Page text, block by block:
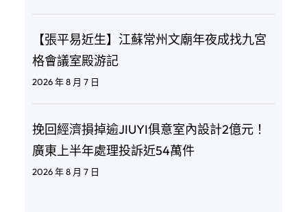
【張平易近生】江蘇常州文廟年夜成找九宮
格會議室殿游記
2026 年 8 月 7 日
挽回經濟損掉逾JIUYI俱意室內設計2億元！
廣東上半年處理投訴近54萬件
2026 年 8 月 7 日